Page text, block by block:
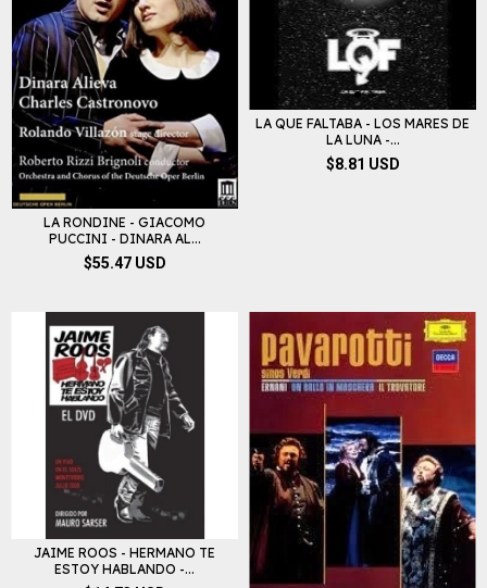
LA RONDINE - GIACOMO
PUCCINI - DINARA AL...
$55.47 USD
LA QUE FALTABA - LOS MARES DE
LA LUNA -...
$8.81 USD
JAIME ROOS - HERMANO TE
ESTOY HABLANDO -...